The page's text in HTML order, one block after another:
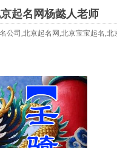
起名网杨懿人老师
司,北京起名网,北京宝宝起名,北